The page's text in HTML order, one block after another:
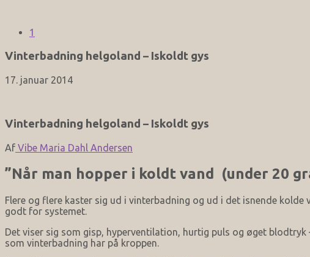
1
Vinterbadning helgoland – Iskoldt gys
17. januar 2014
Vinterbadning helgoland – Iskoldt gys
Af Vibe Maria Dahl Andersen
”Når man hopper i koldt vand (under 20
Flere og flere kaster sig ud i vinterbadning og ud i det isnende
godt for systemet.
Det viser sig som gisp, hyperventilation, hurtig puls og øget
som vinterbadning har på kroppen.